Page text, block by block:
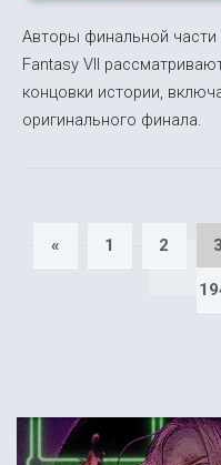
Авторы финальной части
Fantasy VII
концовки истории,
оригинального финала.
« 1 2 3